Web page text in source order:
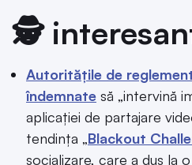
🕵️
Autoritățile de
îndemnate să „intervină
aplicației de partajare
tendința „Blackout
socializare, care a dus la